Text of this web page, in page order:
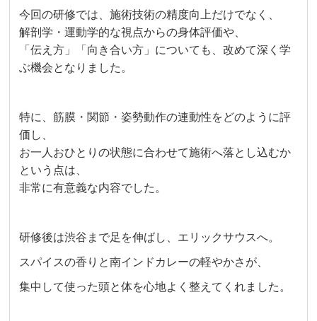
今回の研修では、施術技術の精度向上だけでなく、
解剖学・運動学的な視点からの身体評価や、
「伝え方」「向き合い方」についても、改めて深く学
ぶ機会となりました。
特に、筋膜・関節・姿勢動作の連動性をどのように評
価し、
お一人おひとりの状態に合わせて施術へ落とし込むか
という点は、
非常に有意義な内容でした。
研修後は渋谷まで足を伸ばし、エリックサウスへ。
スパイスの香りと南インドカレーの軽やかさが、
集中して使った頭と体を心地よく整えてくれました。